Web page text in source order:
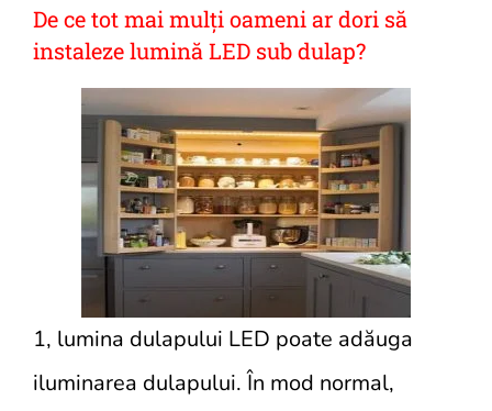
De ce tot mai mulți oameni ar dori să
instaleze lumină LED sub dulap?
1, lumina dulapului LED poate adăuga
iluminarea dulapului. În mod normal,